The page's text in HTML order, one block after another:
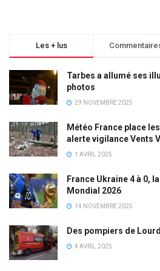
Les + lus
Tarbes a allumé ses
photos
29 NOVEMBRE 2025
Météo France place
alerte vigilance Vents
1 AVRIL 2025
France Ukraine 4 à 0,
Mondial 2026
14 NOVEMBRE 2025
Des pompiers de
4 AVRIL 2025